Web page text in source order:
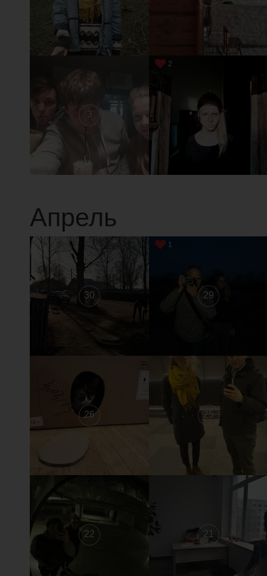
3 2
2
Апрель
30 29
1
26 25
22 21